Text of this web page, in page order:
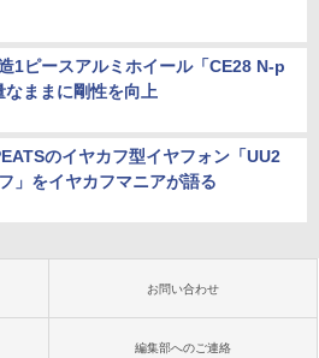
1ピースアルミホイール「CE28 N-p
ままに剛性を向上
のイヤカフ型イヤフォン「UU2
」をイヤカフマニアが語る
お問い合わせ
編集部へのご連絡